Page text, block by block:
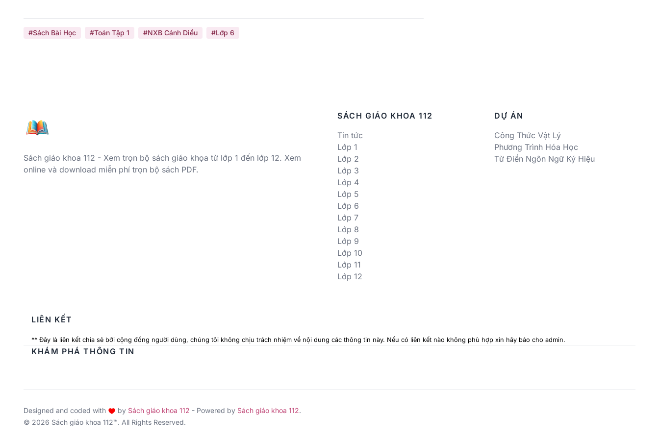
#Sách Bài Học #Toán Tập 1 #NXB Cánh Diều #Lớp 6
Sách giáo khoa 112 - Xem trọn bộ sách giáo khọa từ lớp 1 đến lớp 12. Xem
online và download miễn phí trọn bộ sách PDF.
SÁCH GIÁO KHOA 112
Tin tức
Lớp 1
Lớp 2
Lớp 3
Lớp 4
Lớp 5
Lớp 6
Lớp 7
Lớp 8
Lớp 9
Lớp 10
Lớp 11
Lớp 12
DỰ ÁN
Công Thức Vật Lý
Phương Trình Hóa Học
Từ Điển Ngôn Ngữ Ký Hiệu
LIÊN KẾT
** Đây là liên kết chia sẻ bởi cộng đồng người dùng, chúng tôi không chịu trách nhiệm về nội dung các thông tin này. Nếu có liên kết nào không phù hợp xin hãy báo cho admin.
KHÁM PHÁ THÔNG TIN
Designed and coded with by Sách giáo khoa 112 - Powered by Sách giáo khoa 112.
© 2026 Sách giáo khoa 112™. All Rights Reserved.